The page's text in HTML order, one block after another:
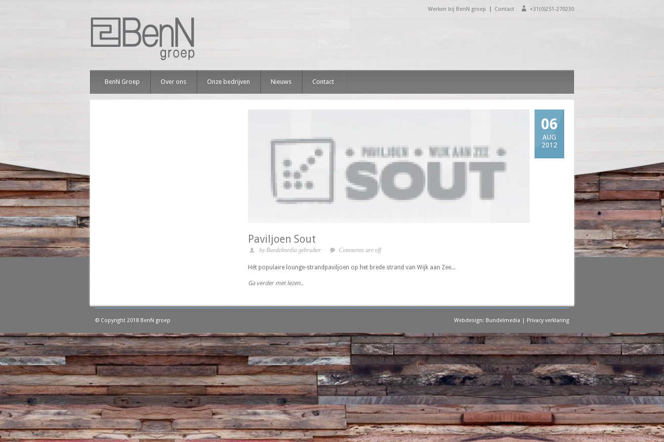
+31(0)251-270230
Werken bij BenN groep Contact
BenN Groep Over ons Onze bedrijven Nieuws Contact
06
AUG
2012
Paviljoen Sout
by Bundelmedia gebruiker Comments are off
Hét populaire lounge-strandpaviljoen op het brede strand van Wijk aan Zee...
Ga verder met lezen..
© Copyright 2018 BenN groep Webdesign: Bundelmedia | Privacy verklaring